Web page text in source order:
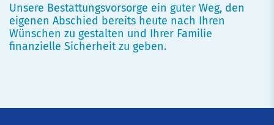
Unsere Bestattungsvorsorge ein guter Weg, den
eigenen Abschied bereits heute nach Ihren
Wünschen zu gestalten und Ihrer Familie
finanzielle Sicherheit zu geben.